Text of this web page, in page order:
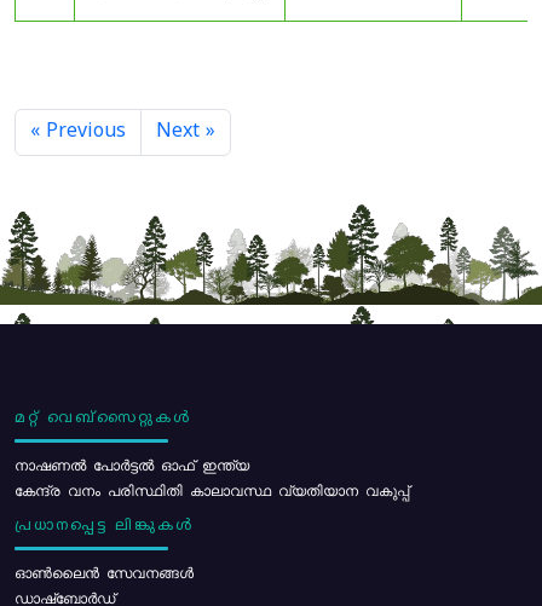
« Previous Next »
മറ്റ് വെബ്സൈറ്റുകൾ
നാഷണൽ പോർട്ടൽ ഓഫ് ഇന്ത്യ
കേന്ദ്ര വനം പരിസ്ഥിതി കാലാവസ്ഥ വ്യതിയാന വകുപ്പ്
പ്രധാനപ്പെട്ട ലിങ്കുകൾ
ഓൺലൈൻ സേവനങ്ങൾ
ഡാഷ്ബോർഡ്